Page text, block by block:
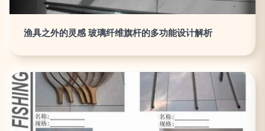
渔具之外的灵感 玻璃纤维旗杆的多功能设计解析